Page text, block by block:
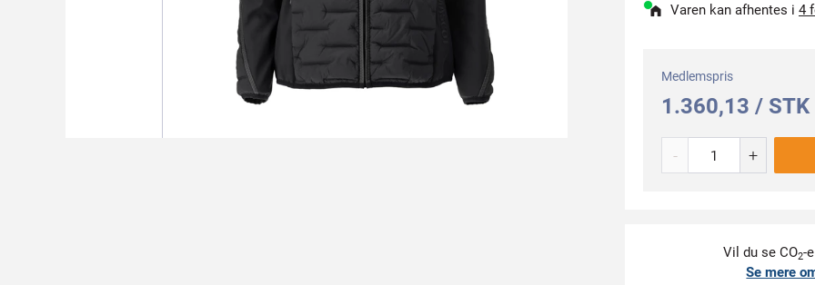
Varen kan afhentes i 4
Medlemspris
1.360,13 / STK
- +
Vil du se CO2-
Se mere